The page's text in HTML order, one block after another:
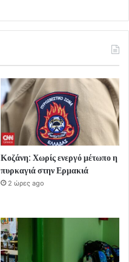
Κοζάνη: Χωρίς ενεργό μέτωπο η
πυρκαγιά στην Ερμακιά
2 ώρες ago